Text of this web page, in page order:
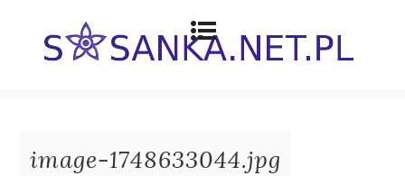
image-1748633044.jpg